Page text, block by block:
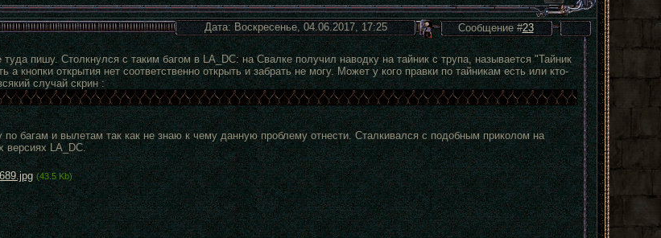
Дата: Воскресенье, 04.06.2017, 17:25 Сообщение #23
пишу. Столкнулся с таким багом в LA_DC: на Свалке получил наводку на тайник с трупа, называется "Тайник
а кнопки открытия нет соответственно открыть и забрать не могу. Может у кого правки по тайникам есть или кто-
случай скрин :
багам и вылетам так как не знаю к чему данную проблему отнести. Сталкивался с подобным приколом на
версиях LA_DC.
(43.5 Kb)